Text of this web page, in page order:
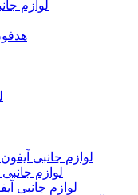
لوازم
لوازم جانبی آیفون 17 پرومکس
لوازم جانبی
لوازم جانبی آیفون 17